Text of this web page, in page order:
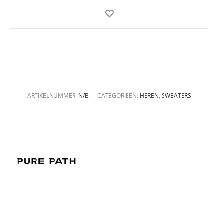
ARTIKELNUMMER: N/B CATEGORIEËN: HEREN, SWEATERS